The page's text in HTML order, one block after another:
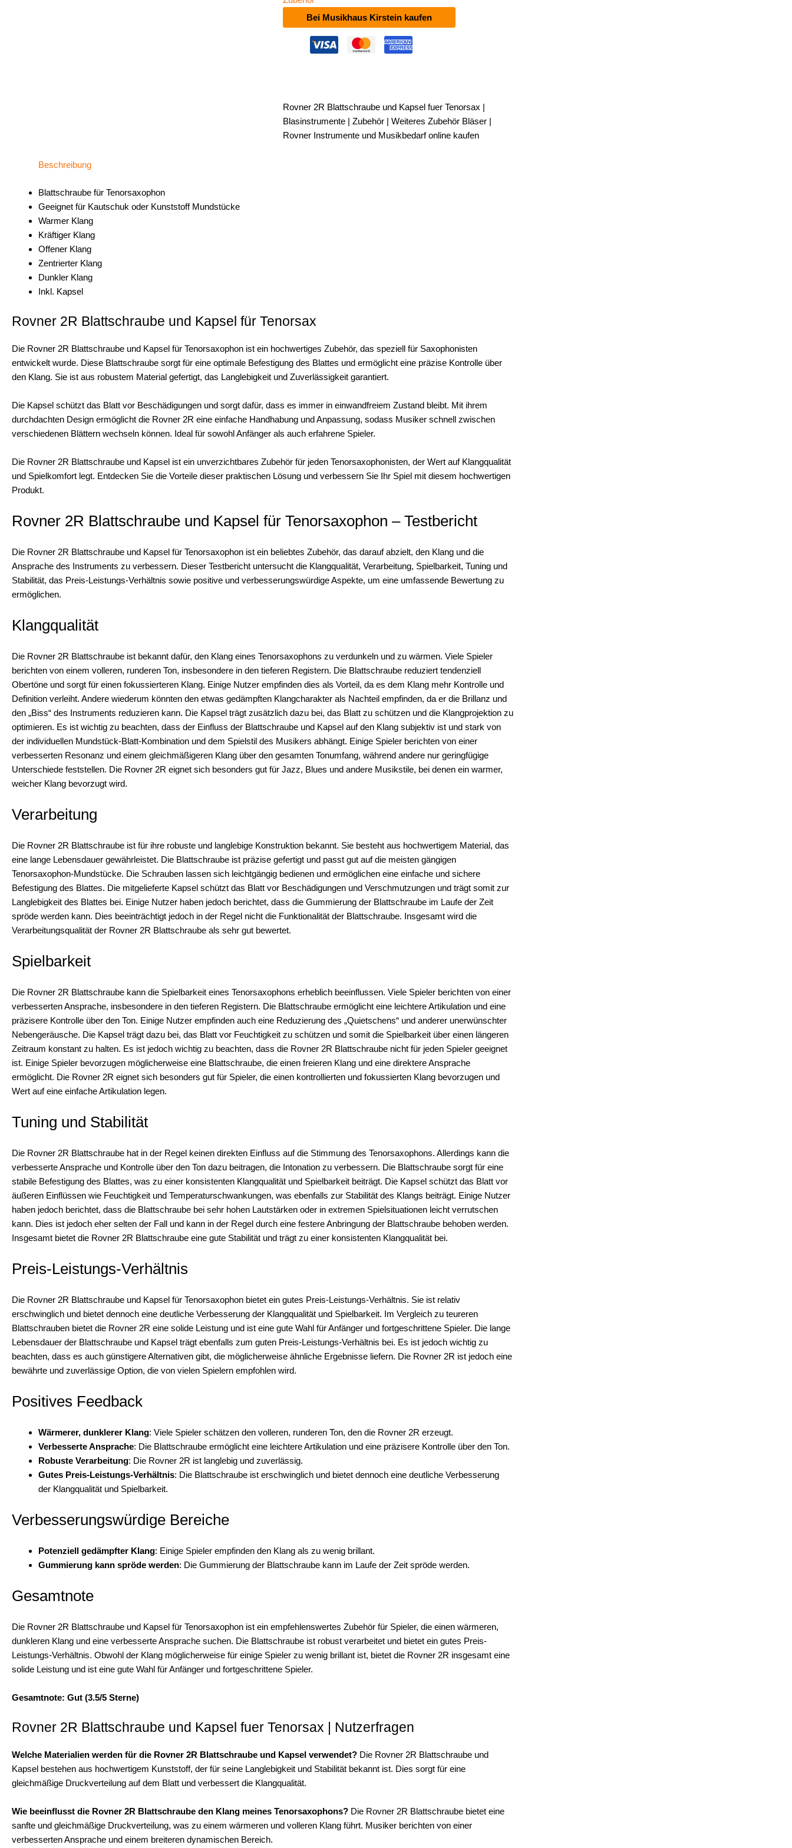
Bei Musikhaus Kirstein kaufen
Rovner 2R Blattschraube und Kapsel fuer Tenorsax |
Blasinstrumente | Zubehör | Weiteres Zubehör Bläser |
Rovner Instrumente und Musikbedarf online kaufen
Beschreibung
Blattschraube für Tenorsaxophon
Geeignet für Kautschuk oder Kunststoff Mundstücke
Warmer Klang
Kräftiger Klang
Offener Klang
Zentrierter Klang
Dunkler Klang
Inkl. Kapsel
Rovner 2R Blattschraube und Kapsel für Tenorsax
Die Rovner 2R Blattschraube und Kapsel für Tenorsaxophon ist ein hochwertiges Zubehör, das speziell für Saxophonisten
entwickelt wurde. Diese Blattschraube sorgt für eine optimale Befestigung des Blattes und ermöglicht eine präzise Kontrolle über
den Klang. Sie ist aus robustem Material gefertigt, das Langlebigkeit und Zuverlässigkeit garantiert.
Die Kapsel schützt das Blatt vor Beschädigungen und sorgt dafür, dass es immer in einwandfreiem Zustand bleibt. Mit ihrem
durchdachten Design ermöglicht die Rovner 2R eine einfache Handhabung und Anpassung, sodass Musiker schnell zwischen
verschiedenen Blättern wechseln können. Ideal für sowohl Anfänger als auch erfahrene Spieler.
Die Rovner 2R Blattschraube und Kapsel ist ein unverzichtbares Zubehör für jeden Tenorsaxophonisten, der Wert auf Klangqualität
und Spielkomfort legt. Entdecken Sie die Vorteile dieser praktischen Lösung und verbessern Sie Ihr Spiel mit diesem hochwertigen
Produkt.
Rovner 2R Blattschraube und Kapsel für Tenorsaxophon – Testbericht
Die Rovner 2R Blattschraube und Kapsel für Tenorsaxophon ist ein beliebtes Zubehör, das darauf abzielt, den Klang und die
Ansprache des Instruments zu verbessern. Dieser Testbericht untersucht die Klangqualität, Verarbeitung, Spielbarkeit, Tuning und
Stabilität, das Preis-Leistungs-Verhältnis sowie positive und verbesserungswürdige Aspekte, um eine umfassende Bewertung zu
ermöglichen.
Klangqualität
Die Rovner 2R Blattschraube ist bekannt dafür, den Klang eines Tenorsaxophons zu verdunkeln und zu wärmen. Viele Spieler
berichten von einem volleren, runderen Ton, insbesondere in den tieferen Registern. Die Blattschraube reduziert tendenziell
Obertöne und sorgt für einen fokussierteren Klang. Einige Nutzer empfinden dies als Vorteil, da es dem Klang mehr Kontrolle und
Definition verleiht. Andere wiederum könnten den etwas gedämpften Klangcharakter als Nachteil empfinden, da er die Brillanz und
den „Biss“ des Instruments reduzieren kann. Die Kapsel trägt zusätzlich dazu bei, das Blatt zu schützen und die Klangprojektion zu
optimieren. Es ist wichtig zu beachten, dass der Einfluss der Blattschraube und Kapsel auf den Klang subjektiv ist und stark von
der individuellen Mundstück-Blatt-Kombination und dem Spielstil des Musikers abhängt. Einige Spieler berichten von einer
verbesserten Resonanz und einem gleichmäßigeren Klang über den gesamten Tonumfang, während andere nur geringfügige
Unterschiede feststellen. Die Rovner 2R eignet sich besonders gut für Jazz, Blues und andere Musikstile, bei denen ein warmer,
weicher Klang bevorzugt wird.
Verarbeitung
Die Rovner 2R Blattschraube ist für ihre robuste und langlebige Konstruktion bekannt. Sie besteht aus hochwertigem Material, das
eine lange Lebensdauer gewährleistet. Die Blattschraube ist präzise gefertigt und passt gut auf die meisten gängigen
Tenorsaxophon-Mundstücke. Die Schrauben lassen sich leichtgängig bedienen und ermöglichen eine einfache und sichere
Befestigung des Blattes. Die mitgelieferte Kapsel schützt das Blatt vor Beschädigungen und Verschmutzungen und trägt somit zur
Langlebigkeit des Blattes bei. Einige Nutzer haben jedoch berichtet, dass die Gummierung der Blattschraube im Laufe der Zeit
spröde werden kann. Dies beeinträchtigt jedoch in der Regel nicht die Funktionalität der Blattschraube. Insgesamt wird die
Verarbeitungsqualität der Rovner 2R Blattschraube als sehr gut bewertet.
Spielbarkeit
Die Rovner 2R Blattschraube kann die Spielbarkeit eines Tenorsaxophons erheblich beeinflussen. Viele Spieler berichten von einer
verbesserten Ansprache, insbesondere in den tieferen Registern. Die Blattschraube ermöglicht eine leichtere Artikulation und eine
präzisere Kontrolle über den Ton. Einige Nutzer empfinden auch eine Reduzierung des „Quietschens“ und anderer unerwünschter
Nebengeräusche. Die Kapsel trägt dazu bei, das Blatt vor Feuchtigkeit zu schützen und somit die Spielbarkeit über einen längeren
Zeitraum konstant zu halten. Es ist jedoch wichtig zu beachten, dass die Rovner 2R Blattschraube nicht für jeden Spieler geeignet
ist. Einige Spieler bevorzugen möglicherweise eine Blattschraube, die einen freieren Klang und eine direktere Ansprache
ermöglicht. Die Rovner 2R eignet sich besonders gut für Spieler, die einen kontrollierten und fokussierten Klang bevorzugen und
Wert auf eine einfache Artikulation legen.
Tuning und Stabilität
Die Rovner 2R Blattschraube hat in der Regel keinen direkten Einfluss auf die Stimmung des Tenorsaxophons. Allerdings kann die
verbesserte Ansprache und Kontrolle über den Ton dazu beitragen, die Intonation zu verbessern. Die Blattschraube sorgt für eine
stabile Befestigung des Blattes, was zu einer konsistenten Klangqualität und Spielbarkeit beiträgt. Die Kapsel schützt das Blatt vor
äußeren Einflüssen wie Feuchtigkeit und Temperaturschwankungen, was ebenfalls zur Stabilität des Klangs beiträgt. Einige Nutzer
haben jedoch berichtet, dass die Blattschraube bei sehr hohen Lautstärken oder in extremen Spielsituationen leicht verrutschen
kann. Dies ist jedoch eher selten der Fall und kann in der Regel durch eine festere Anbringung der Blattschraube behoben werden.
Insgesamt bietet die Rovner 2R Blattschraube eine gute Stabilität und trägt zu einer konsistenten Klangqualität bei.
Preis-Leistungs-Verhältnis
Die Rovner 2R Blattschraube und Kapsel für Tenorsaxophon bietet ein gutes Preis-Leistungs-Verhältnis. Sie ist relativ
erschwinglich und bietet dennoch eine deutliche Verbesserung der Klangqualität und Spielbarkeit. Im Vergleich zu teureren
Blattschrauben bietet die Rovner 2R eine solide Leistung und ist eine gute Wahl für Anfänger und fortgeschrittene Spieler. Die lange
Lebensdauer der Blattschraube und Kapsel trägt ebenfalls zum guten Preis-Leistungs-Verhältnis bei. Es ist jedoch wichtig zu
beachten, dass es auch günstigere Alternativen gibt, die möglicherweise ähnliche Ergebnisse liefern. Die Rovner 2R ist jedoch eine
bewährte und zuverlässige Option, die von vielen Spielern empfohlen wird.
Positives Feedback
Wärmerer, dunklerer Klang: Viele Spieler schätzen den volleren, runderen Ton, den die Rovner 2R erzeugt.
Verbesserte Ansprache: Die Blattschraube ermöglicht eine leichtere Artikulation und eine präzisere Kontrolle über den Ton.
Robuste Verarbeitung: Die Rovner 2R ist langlebig und zuverlässig.
Gutes Preis-Leistungs-Verhältnis: Die Blattschraube ist erschwinglich und bietet dennoch eine deutliche Verbesserung
der Klangqualität und Spielbarkeit.
Verbesserungswürdige Bereiche
Potenziell gedämpfter Klang: Einige Spieler empfinden den Klang als zu wenig brillant.
Gummierung kann spröde werden: Die Gummierung der Blattschraube kann im Laufe der Zeit spröde werden.
Gesamtnote
Die Rovner 2R Blattschraube und Kapsel für Tenorsaxophon ist ein empfehlenswertes Zubehör für Spieler, die einen wärmeren,
dunkleren Klang und eine verbesserte Ansprache suchen. Die Blattschraube ist robust verarbeitet und bietet ein gutes Preis-
Leistungs-Verhältnis. Obwohl der Klang möglicherweise für einige Spieler zu wenig brillant ist, bietet die Rovner 2R insgesamt eine
solide Leistung und ist eine gute Wahl für Anfänger und fortgeschrittene Spieler.
Gesamtnote: Gut (3.5/5 Sterne)
Rovner 2R Blattschraube und Kapsel fuer Tenorsax | Nutzerfragen
Welche Materialien werden für die Rovner 2R Blattschraube und Kapsel verwendet? Die Rovner 2R Blattschraube und
Kapsel bestehen aus hochwertigem Kunststoff, der für seine Langlebigkeit und Stabilität bekannt ist. Dies sorgt für eine
gleichmäßige Druckverteilung auf dem Blatt und verbessert die Klangqualität.
Wie beeinflusst die Rovner 2R Blattschraube den Klang meines Tenorsaxophons? Die Rovner 2R Blattschraube bietet eine
sanfte und gleichmäßige Druckverteilung, was zu einem wärmeren und volleren Klang führt. Musiker berichten von einer
verbesserten Ansprache und einem breiteren dynamischen Bereich.